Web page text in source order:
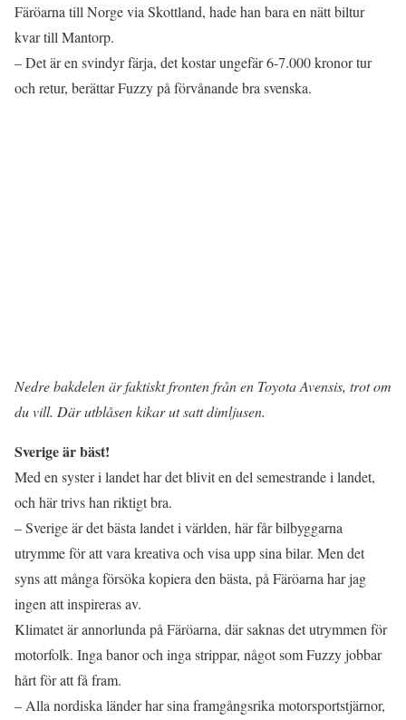
Färöarna till Norge via Skottland, hade han bara en nätt biltur
kvar till Mantorp.
– Det är en svindyr färja, det kostar ungefär 6-7.000 kronor tur
och retur, berättar Fuzzy på förvånande bra svenska.
Nedre bakdelen är faktiskt fronten från en Toyota Avensis, trot om
du vill. Där utblåsen kikar ut satt dimljusen.
Sverige är bäst!
Med en syster i landet har det blivit en del semestrande i landet,
och här trivs han riktigt bra.
– Sverige är det bästa landet i världen, här får bilbyggarna
utrymme för att vara kreativa och visa upp sina bilar. Men det
syns att många försöka kopiera den bästa, på Färöarna har jag
ingen att inspireras av.
Klimatet är annorlunda på Färöarna, där saknas det utrymmen för
motorfolk. Inga banor och inga strippar, något som Fuzzy jobbar
hårt för att få fram.
– Alla nordiska länder har sina framgångsrika motorsportstjärnor,